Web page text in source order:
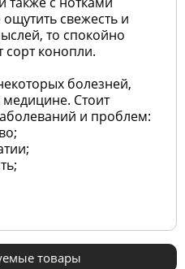
свежесть и
то спокойно
сорт конопли.
болезней,
Стоит
и проблем:
товары